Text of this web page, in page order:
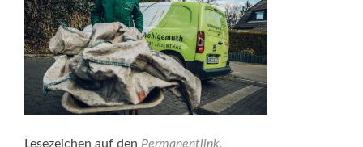
Lesezeichen auf den Permanentlink.